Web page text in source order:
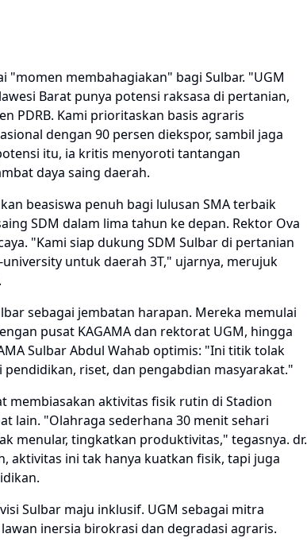
membahagiakan" bagi Sulbar. "UGM
Barat punya potensi raksasa di pertanian,
PDRB. Kami prioritaskan basis agraris
dengan 90 persen diekspor, sambil jaga
itu, ia kritis menyoroti tantangan
daya saing daerah.
beasiswa penuh bagi lulusan SMA terbaik
SDM dalam lima tahun ke depan. Rektor Ova
"Kami siap dukung SDM Sulbar di pertanian
untuk daerah 3T," ujarnya, merujuk
sebagai jembatan harapan. Mereka memulai
pusat KAGAMA dan rektorat UGM, hingga
Sulbar Abdul Wahab optimis: "Ini titik tolak
riset, dan pengabdian masyarakat."
membiasakan aktivitas fisik rutin di Stadion
lain. "Olahraga sederhana 30 menit sehari
menular, tingkatkan produktivitas," tegasnya. dr.
aktivitas ini tak hanya kuatkan fisik, tapi juga
Sulbar maju inklusif. UGM sebagai mitra
inersia birokrasi dan degradasi agraris.